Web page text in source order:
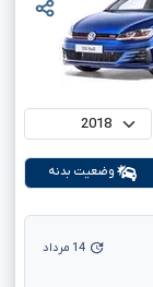
وضعیت بدنه
14 مرداد